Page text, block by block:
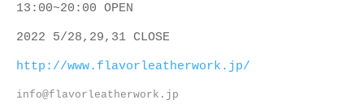
13:00~20:00 OPEN
2022 5/28,29,31 CLOSE
http://www.flavorleatherwork.jp/
info@flavorleatherwork.jp